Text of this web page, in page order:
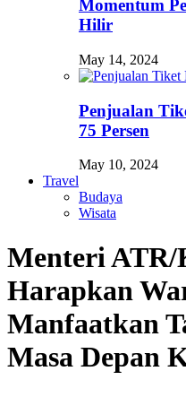
Momentum
Hilir
May 14, 2024
Penjualan
75 Persen
May 10, 2024
Travel
Budaya
Wisata
Menteri ATR/
Harapkan
Manfaatkan
Masa Depan